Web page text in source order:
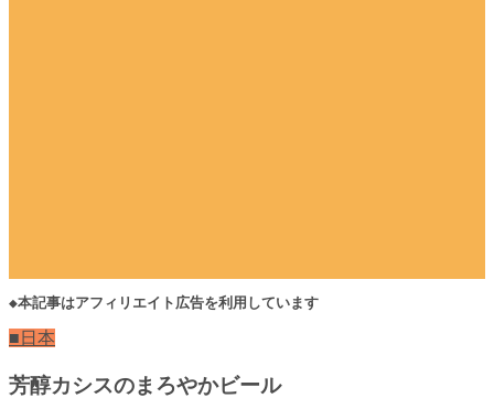
◆本記事はアフィリエイト広告を利用しています
■日本
芳醇カシスのまろやかビール